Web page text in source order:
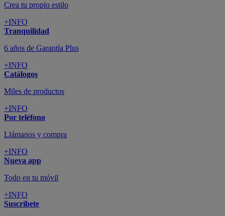
Crea tu propio estilo
+INFO
Tranquilidad
6 años de Garantía Plus
+INFO
Catálogos
Miles de productos
+INFO
Por teléfono
Llámanos y compra
+INFO
Nueva app
Todo en tu móvil
+INFO
Suscríbete